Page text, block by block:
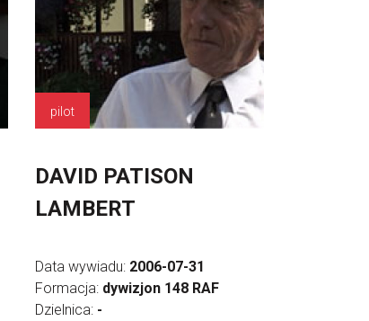
pilot
DAVID PATISON
LAMBERT
Data wywiadu: 2006-07-31
Formacja: dywizjon 148 RAF
Dzielnica: -